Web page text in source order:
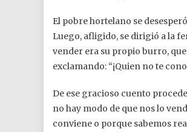
El pobre hortelano se
Luego, afligido, se dirigió a la
vender era su propio burro,
exclamando: “¡Quien no te
De ese gracioso cuento
no hay modo de que nos lo
conviene o porque sabemos